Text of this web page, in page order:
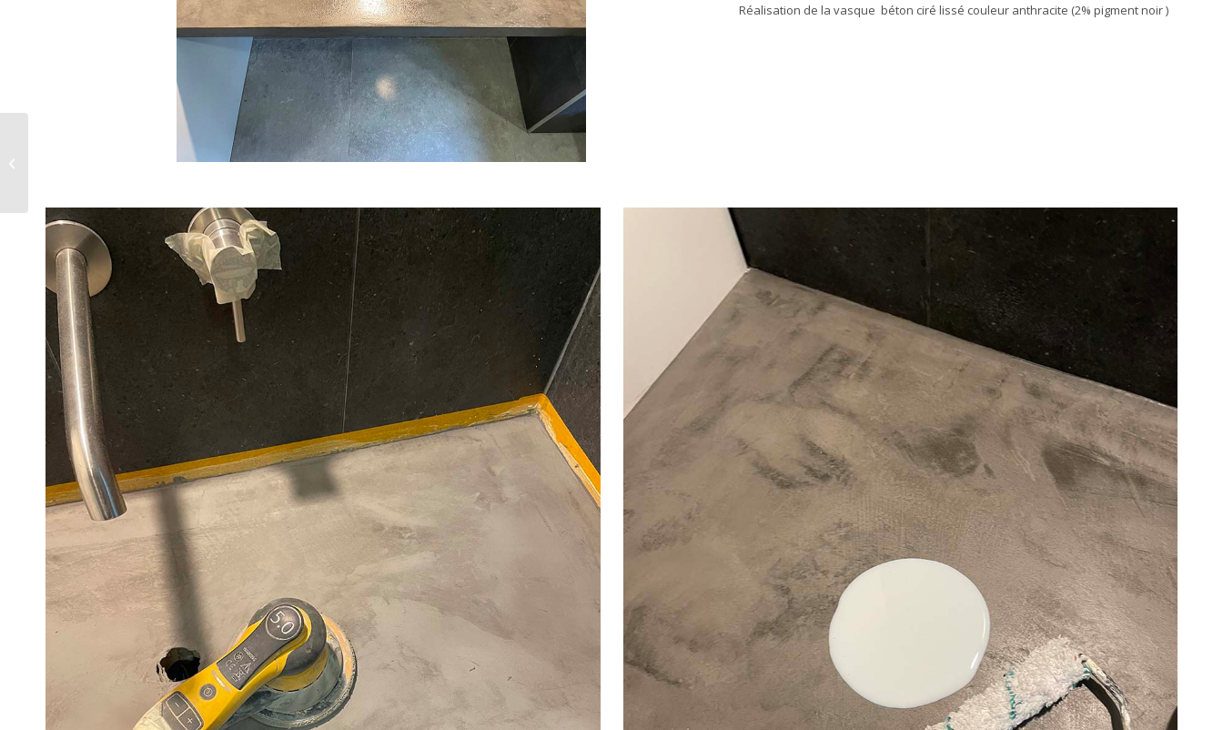
Réalisation de la vasque béton ciré lissé couleur anthracite (2% pigment noir )